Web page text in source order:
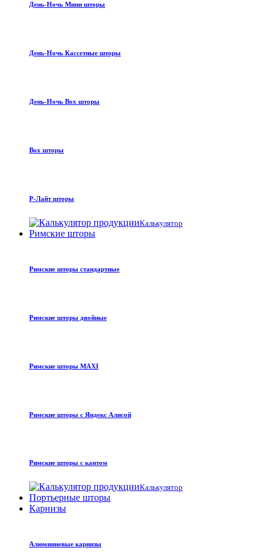
День-Ночь Мини шторы
День-Ночь Кассетные шторы
День-Ночь Box шторы
Box шторы
Р-Лайт шторы
Калькулятор
Римские шторы
Римские шторы стандартные
Римские шторы двойные
Римские шторы MAXI
Римские шторы с Яндекс Алисой
Римские шторы с кантом
Калькулятор
Портьерные шторы
Карнизы
Алюминиевые карнизы